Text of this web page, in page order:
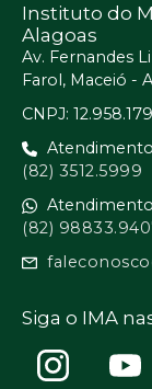
Instituto do
Alagoas
Av. Fernandes
Farol, Maceió -
CNPJ:
(82) 3512.5999
(82)
Siga o IMA